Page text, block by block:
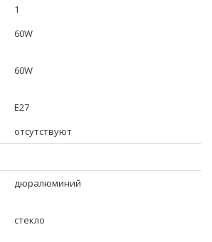
1
60W
60W
E27
отсутствуют
дюралюминий
стекло